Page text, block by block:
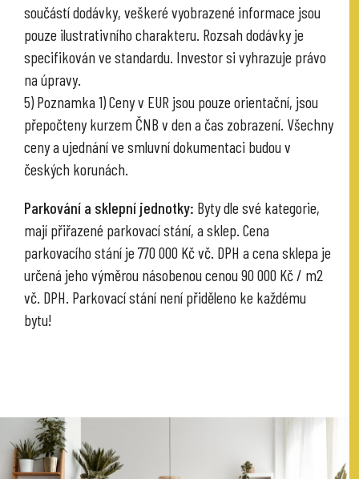
součástí dodávky, veškeré vyobrazené informace jsou
pouze ilustrativního charakteru. Rozsah dodávky je
specifikován ve standardu. Investor si vyhrazuje právo
na úpravy.
5) Poznamka 1) Ceny v EUR jsou pouze orientační, jsou
přepočteny kurzem ČNB v den a čas zobrazení. Všechny
ceny a ujednání ve smluvní dokumentaci budou v
českých korunách.
Parkování a sklepní jednotky: Byty dle své kategorie,
mají přiřazené parkovací stání, a sklep. Cena
parkovacího stání je 770 000 Kč vč. DPH a cena sklepa je
určená jeho výměrou násobenou cenou 90 000 Kč / m2
vč. DPH. Parkovací stání není přiděleno ke každému
bytu!